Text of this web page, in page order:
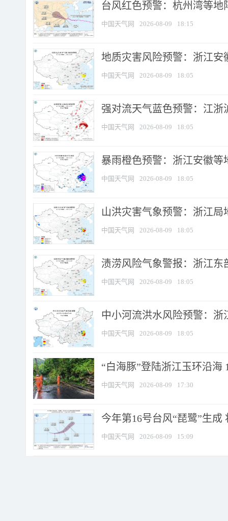
台风红色预警：杭州湾等地
中国天气网 2026-08-09 18:15
地质灾害风险预警：浙江安
中国天气网 2026-08-09 18:05
强对流天气蓝色预警：江浙
中国天气网 2026-08-09 18:05
暴雨橙色预警：浙江安徽等
中国天气网 2026-08-09 18:05
山洪灾害气象预警：浙江
中国天气网 2026-08-09 18:05
渍涝风险气象警报：浙江
中国天气网 2026-08-09 18:05
中小河流洪水风险预警：
中国天气网 2026-08-09 18:05
“白海豚”登陆浙江玉环沿海
中国天气网 2026-08-09 17:30
今年第16号台风“琵鹭”生
中国天气网 2026-08-09 15:09